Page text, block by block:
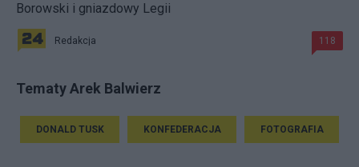
Borowski i gniazdowy Legii
Redakcja 118
Tematy Arek Balwierz
DONALD TUSK KONFEDERACJA FOTOGRAFIA